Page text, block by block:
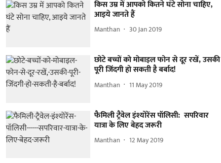
किस उम्र में आपको कितने घंटे सोना चाहिए,
आइये जानते हैं
Manthan 30 Jan 2019
छोटे बच्चों को मोबाइल फोन से दूर रखें, उसकी
पूरी जिंदगी हो सकती है बर्बाद!
Manthan 11 May 2019
फैमिली ट्रैवेल इंश्योरेंस पॉलिसी: सपरिवार
यात्रा के लिए बेहद जरूरी
Manthan 12 May 2019